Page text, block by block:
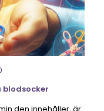
blodsocker